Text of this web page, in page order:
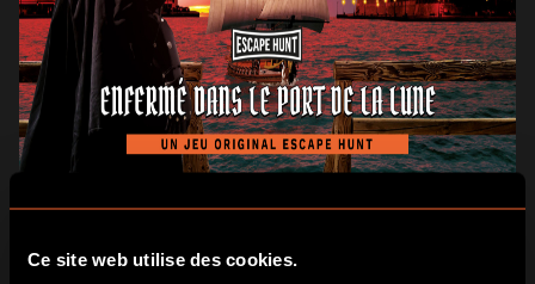
Ce site web utilise des cookies.
VOIR LES DISPONIBILITÉS